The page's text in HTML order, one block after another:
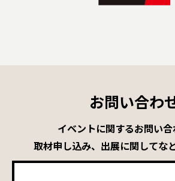
お問い合わ
イベントに関するお問い合
取材申し込み、出展に関してな